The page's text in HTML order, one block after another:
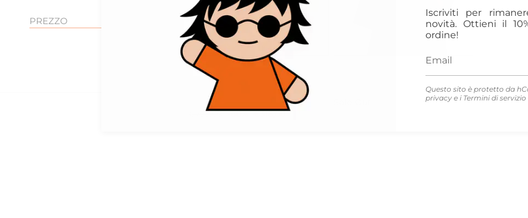
Iscriviti per
novità. Ottieni il
ordine!
Questo sito è protetto da
privacy e i Termini di servizio
PREZZO
0 2 4 6
veronica beard
Blazer EDISON doppio petto
con profilo
€795,00 -60% €318,00